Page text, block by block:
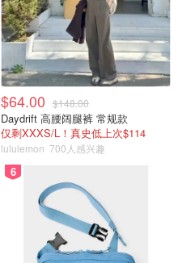
$64.00 $148.00
Daydrift 高腰阔腿裤 常规款
仅剩XXXS/L！真史低上次$114
lululemon 700人感兴趣
6